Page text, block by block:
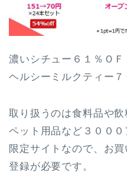
濃いシチュー６１％Ｏ
ヘルシーミルクティー７
取り扱うのは食料品や飲
ペット用品など３００
限定サイトなので、お
登録が必要です。